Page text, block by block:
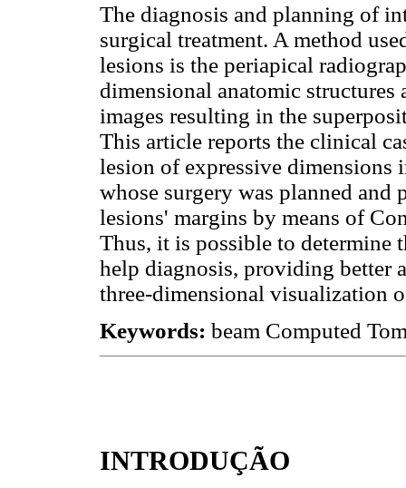
The diagnosis and planning of
surgical treatment. A method
lesions is the periapical
dimensional anatomic
images resulting in the
This article reports the clinical
lesion of expressive dimensions
whose surgery was planned
lesions' margins by means of
Thus, it is possible to determine
help diagnosis, providing better
three-dimensional visualization
Keywords: beam Computed
INTRODUÇÃO